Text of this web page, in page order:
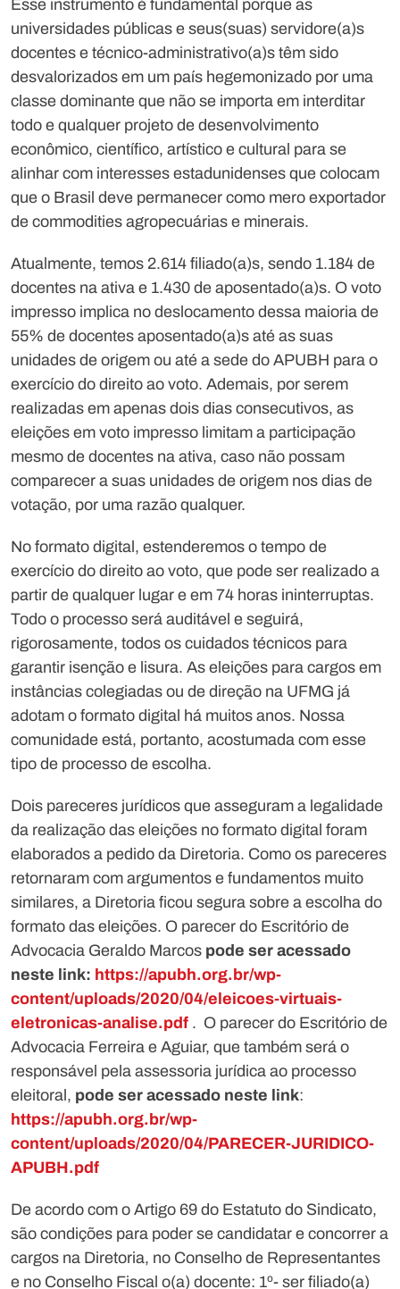
Esse instrumento é fundamental porque as
universidades públicas e seus(suas) servidore(a)s
docentes e técnico-administrativo(a)s têm sido
desvalorizados em um país hegemonizado por uma
classe dominante que não se importa em interditar
todo e qualquer projeto de desenvolvimento
econômico, científico, artístico e cultural para se
alinhar com interesses estadunidenses que colocam
que o Brasil deve permanecer como mero exportador
de commodities agropecuárias e minerais.
Atualmente, temos 2.614 filiado(a)s, sendo 1.184 de
docentes na ativa e 1.430 de aposentado(a)s. O voto
impresso implica no deslocamento dessa maioria de
55% de docentes aposentado(a)s até as suas
unidades de origem ou até a sede do APUBH para o
exercício do direito ao voto. Ademais, por serem
realizadas em apenas dois dias consecutivos, as
eleições em voto impresso limitam a participação
mesmo de docentes na ativa, caso não possam
comparecer a suas unidades de origem nos dias de
votação, por uma razão qualquer.
No formato digital, estenderemos o tempo de
exercício do direito ao voto, que pode ser realizado a
partir de qualquer lugar e em 74 horas ininterruptas.
Todo o processo será auditável e seguirá,
rigorosamente, todos os cuidados técnicos para
garantir isenção e lisura. As eleições para cargos em
instâncias colegiadas ou de direção na UFMG já
adotam o formato digital há muitos anos. Nossa
comunidade está, portanto, acostumada com esse
tipo de processo de escolha.
Dois pareceres jurídicos que asseguram a legalidade
da realização das eleições no formato digital foram
elaborados a pedido da Diretoria. Como os pareceres
retornaram com argumentos e fundamentos muito
similares, a Diretoria ficou segura sobre a escolha do
formato das eleições. O parecer do Escritório de
Advocacia Geraldo Marcos pode ser acessado
neste link: https://apubh.org.br/wp-
content/uploads/2020/04/eleicoes-virtuais-
eletronicas-analise.pdf. O parecer do Escritório de
Advocacia Ferreira e Aguiar, que também será o
responsável pela assessoria jurídica ao processo
eleitoral, pode ser acessado neste link:
https://apubh.org.br/wp-
content/uploads/2020/04/PARECER-JURIDICO-
APUBH.pdf
De acordo com o Artigo 69 do Estatuto do Sindicato,
são condições para poder se candidatar e concorrer a
cargos na Diretoria, no Conselho de Representantes
e no Conselho Fiscal o(a) docente: 1º- ser filiado(a)